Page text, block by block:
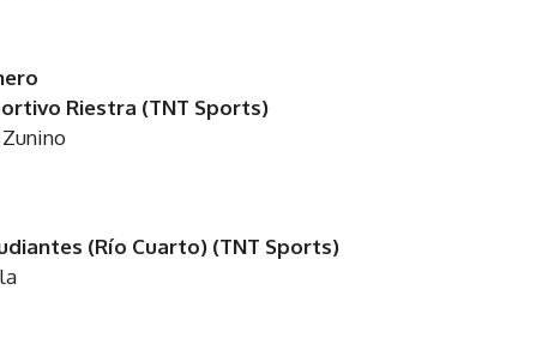
Riestra (TNT Sports)
(Río Cuarto) (TNT Sports)